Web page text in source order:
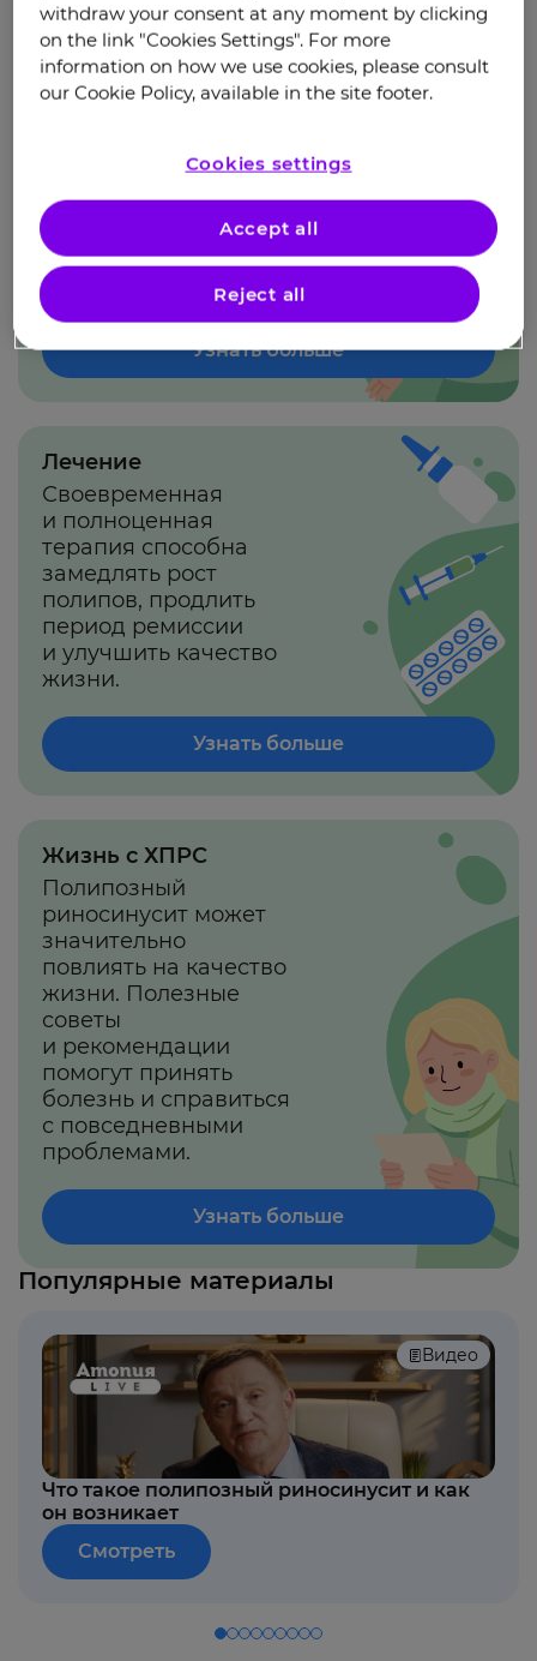
С чего начать?
Как развивается
происходит
при болезни и как
она
диагностируется?
Узнать больше
Лечение
Своевременная
и полноценная
терапия способна
замедлять рост
полипов, продлить
период ремиссии
и улучшить качество
жизни.
Узнать больше
Жизнь с ХПРС
Полипозный
риносинусит может
значительно
повлиять на качество
жизни. Полезные
советы
и рекомендации
помогут принять
болезнь и справиться
с повседневными
проблемами.
Узнать больше
Популярные материалы
Что такое полипозный риносинусит и как
он возникает
Смотреть
Видео
withdraw your consent at any moment by clicking
on the link "Cookies Settings". For more
information on how we use cookies, please consult
our Cookie Policy, available in the site footer.
Cookies settings
Reject all
Accept all